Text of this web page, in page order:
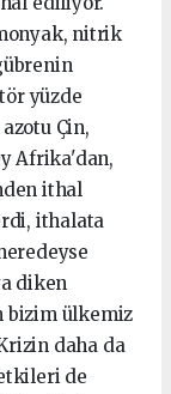
nitrik
yüzde
Çin,
Afrika'dan,
ithal
ithalata
diken
bizim ülkemiz
daha da
de